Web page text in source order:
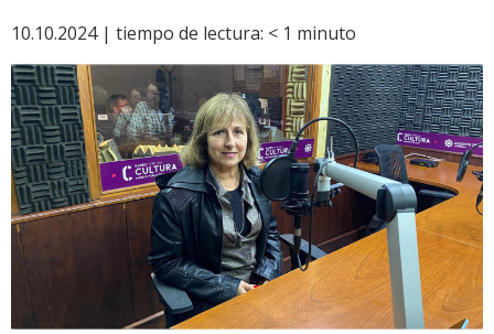
10.10.2024 | tiempo de lectura: < 1 minuto